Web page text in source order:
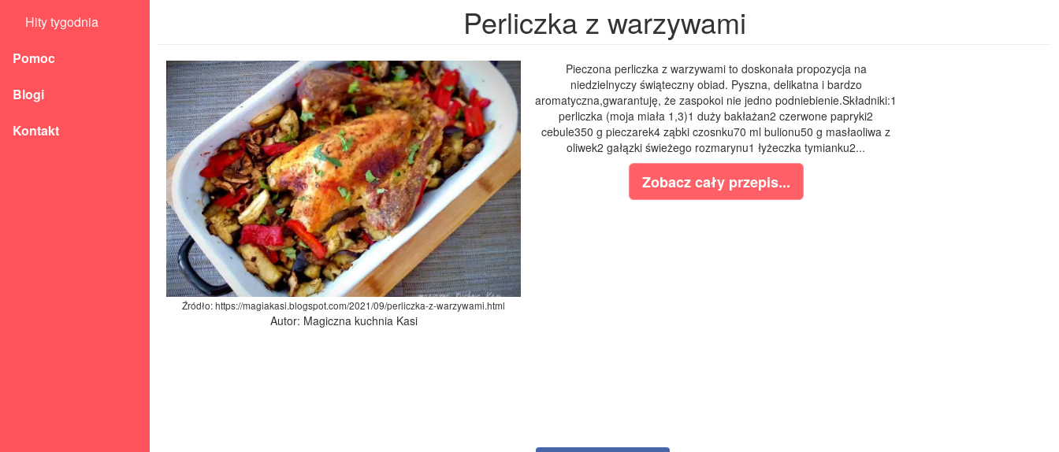
Hity tygodnia
Pomoc
Blogi
Kontakt
Perliczka z warzywami
Źródło: https://magiakasi.blogspot.com/2021/09/perliczka-z-warzywami.html
Autor: Magiczna kuchnia Kasi
Pieczona perliczka z warzywami to doskonała propozycja na
niedzielnyczy świąteczny obiad. Pyszna, delikatna i bardzo
aromatyczna,gwarantuję, że zaspokoi nie jedno podniebienie.Składniki:1
perliczka (moja miała 1,3)1 duży bakłażan2 czerwone papryki2
cebule350 g pieczarek4 ząbki czosnku70 ml bulionu50 g masłaoliwa z
oliwek2 gałązki świeżego rozmarynu1 łyżeczka tymianku2...
Zobacz cały przepis...